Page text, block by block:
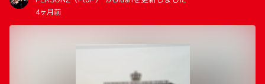
4ヶ月前